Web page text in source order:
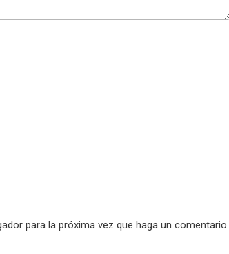
para la próxima vez que haga un comentario.